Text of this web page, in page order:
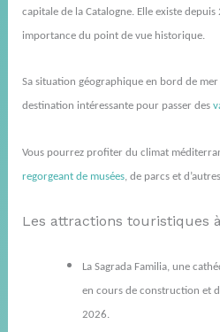
capitale de la Catalogne. Elle existe
importance du point de vue historique.
Sa situation géographique en bord de mer
destination intéressante pour passer des
Vous pourrez profiter du climat
regorgeant de musées, de parcs et
Les attractions touristiques
La Sagrada Familia, une
en cours de construction et
2026.